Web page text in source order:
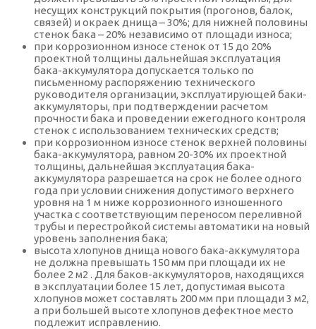
несущих конструкций покрытия (прогонов, балок,
связей) и окраек днища – 30%; для нижней половины
стенок бака – 20% независимо от площади износа;
при коррозионном износе стенок от 15 до 20%
проектной толщины дальнейшая эксплуатация
бака-аккумулятора допускается только по
письменному распоряжению технического
руководителя организации, эксплуатирующей баки-
аккумуляторы, при подтверждении расчетом
прочности бака и проведении ежегодного контроля
стенок с использованием технических средств;
при коррозионном износе стенок верхней половины
бака-аккумулятора, равном 20-30% их проектной
толщины, дальнейшая эксплуатация бака-
аккумулятора разрешается на срок не более одного
года при условии снижения допустимого верхнего
уровня на 1 м ниже коррозионного изношенного
участка с соответствующим переносом переливной
трубы и перестройкой системы автоматики на новый
уровень заполнения бака;
высота хлопунов днища нового бака-аккумулятора
не должна превышать 150 мм при площади их не
более 2 м2 . Для баков-аккумуляторов, находящихся
в эксплуатации более 15 лет, допустимая высота
хлопунов может составлять 200 мм при площади 3 м2,
а при большей высоте хлопунов дефектное место
подлежит исправлению.